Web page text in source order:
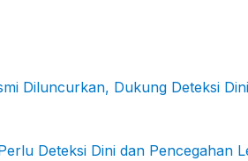
Diluncurkan, Dukung Deteksi
Deteksi Dini dan Pencegahan